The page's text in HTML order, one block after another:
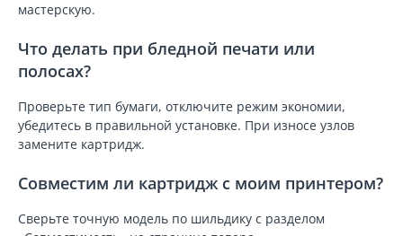
мастерскую.
Что делать при бледной печати или
полосах?
Проверьте тип бумаги, отключите режим экономии,
убедитесь в правильной установке. При износе узлов
замените картридж.
Совместим ли картридж с моим принтером?
Сверьте точную модель по шильдику с разделом